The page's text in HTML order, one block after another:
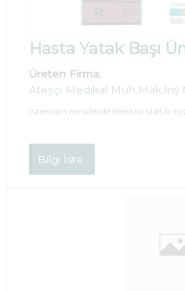
Hasta Yatak Başı
Üreten Firma:
Ateşçi Medikal
İstenilen renklerde elektro statik
Bilgi İste